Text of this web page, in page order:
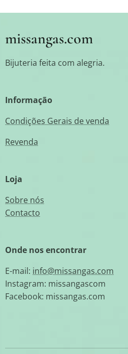
missangas.com
Bijuteria feita com alegria.
Informação
Condições Gerais de venda
Revenda
Loja
Sobre nós
Contacto
Onde nos encontrar
E-mail: info@missangas.com
Instagram: missangascom
Facebook: missangas.com